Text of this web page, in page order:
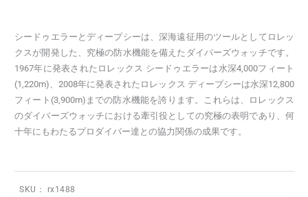
シードゥエラーとディープシーは、深海遠征用のツールとしてロレッ
クスが開発した、究極の防水機能を備えたダイバーズウォッチです。
1967年に発表されたロレックス シードゥエラーは水深4,000フィート
(1,220m)、2008年に発表されたロレックス ディープシーは水深12,800
フィート(3,900m)までの防水機能を誇ります。これらは、ロレックス
のダイバーズウォッチにおける牽引役としての究極の表明であり、何
十年にもわたるプロダイバー達との協力関係の成果です。
SKU： rx1488